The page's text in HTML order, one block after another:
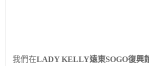
我們在LADY KELLY遠東SOGO復興